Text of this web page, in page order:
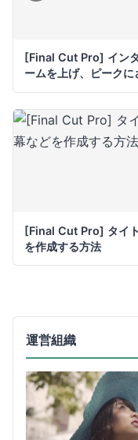
[Final Cut Pro] イン
ームを上げ、ピークに
[Final Cut Pro] タイ
を作成する方法
運営組織